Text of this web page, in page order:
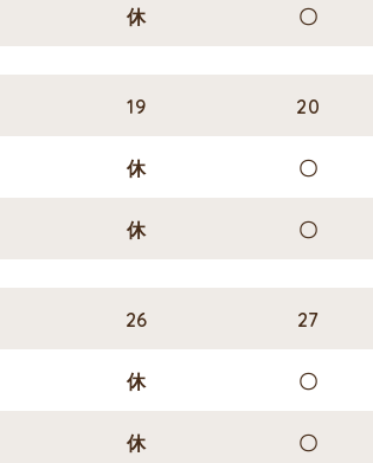
休 〇
19 20
休 〇
休 〇
26 27
休 〇
休 〇